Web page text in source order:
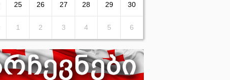
25 26 27 28 29 30
1 2 3 4 5 6